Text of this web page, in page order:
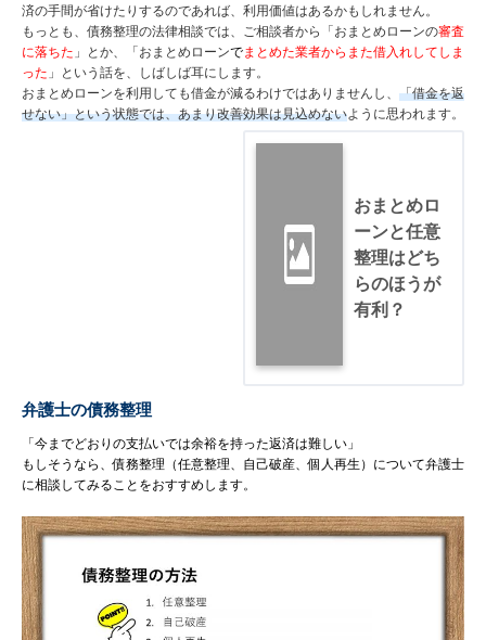
済の手間が省けたりするのであれば、利用価値はあるかもしれません。
もっとも、債務整理の法律相談では、ご相談者から「おまとめローンの審査
に落ちた 」とか、「おまとめローンでまとめた業者からまた借入れしてしま
った 」という話を、しばしば耳にします。
おまとめローンを利用しても借金が減るわけではありませんし、 「借金を返
せない」という状態では、あまり改善効果は見込めないように思われます。
おまとめロ
ーンと任意
整理はどち
らのほうが
有利？
弁護士の債務整理
「今までどおりの支払いでは余裕を持った返済は難しい」
もしそうなら、債務整理（任意整理、自己破産、個人再生）について弁護士
に相談してみることをおすすめします。